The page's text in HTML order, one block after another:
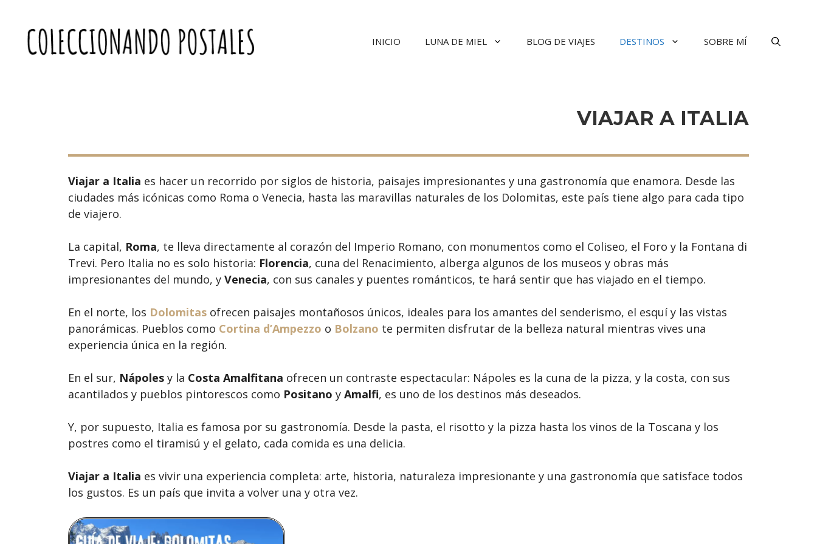
contenido
INICIO LUNA DE MIEL BLOG DE VIAJES DESTINOS SOBRE MÍ
VIAJAR A ITALIA
Viajar a Italia es hacer un recorrido por siglos de historia, paisajes impresionantes y una gastronomía que enamora. Desde las
ciudades más icónicas como Roma o Venecia, hasta las maravillas naturales de los Dolomitas, este país tiene algo para cada tipo
de viajero.
La capital, Roma, te lleva directamente al corazón del Imperio Romano, con monumentos como el Coliseo, el Foro y la Fontana di
Trevi. Pero Italia no es solo historia: Florencia, cuna del Renacimiento, alberga algunos de los museos y obras más
impresionantes del mundo, y Venecia, con sus canales y puentes románticos, te hará sentir que has viajado en el tiempo.
En el norte, los Dolomitas ofrecen paisajes montañosos únicos, ideales para los amantes del senderismo, el esquí y las vistas
panorámicas. Pueblos como Cortina d’Ampezzo o Bolzano te permiten disfrutar de la belleza natural mientras vives una
experiencia única en la región.
En el sur, Nápoles y la Costa Amalfitana ofrecen un contraste espectacular: Nápoles es la cuna de la pizza, y la costa, con sus
acantilados y pueblos pintorescos como Positano y Amalfi, es uno de los destinos más deseados.
Y, por supuesto, Italia es famosa por su gastronomía. Desde la pasta, el risotto y la pizza hasta los vinos de la Toscana y los
postres como el tiramisú y el gelato, cada comida es una delicia.
Viajar a Italia es vivir una experiencia completa: arte, historia, naturaleza impresionante y una gastronomía que satisface todos
los gustos. Es un país que invita a volver una y otra vez.